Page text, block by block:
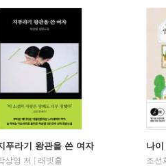
푸라기 왕관을 쓴 여자
상영 저
래빗홀
나
조선